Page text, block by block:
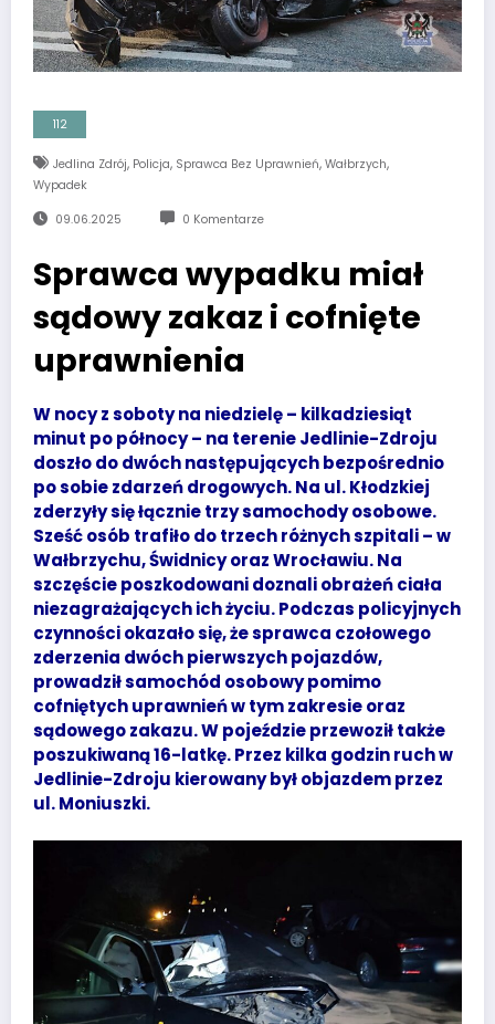
112
Jedlina Zdrój, Policja, Sprawca Bez Uprawnień, Wałbrzych,
Wypadek
09.06.2025 0 Komentarze
Sprawca wypadku miał
sądowy zakaz i cofnięte
uprawnienia
W nocy z soboty na niedzielę – kilkadziesiąt
minut po północy – na terenie Jedlinie-Zdroju
doszło do dwóch następujących bezpośrednio
po sobie zdarzeń drogowych. Na ul. Kłodzkiej
zderzyły się łącznie trzy samochody osobowe.
Sześć osób trafiło do trzech różnych szpitali – w
Wałbrzychu, Świdnicy oraz Wrocławiu. Na
szczęście poszkodowani doznali obrażeń ciała
niezagrażających ich życiu. Podczas policyjnych
czynności okazało się, że sprawca czołowego
zderzenia dwóch pierwszych pojazdów,
prowadził samochód osobowy pomimo
cofniętych uprawnień w tym zakresie oraz
sądowego zakazu. W pojeździe przewoził także
poszukiwaną 16-latkę. Przez kilka godzin ruch w
Jedlinie-Zdroju kierowany był objazdem przez
ul. Moniuszki.